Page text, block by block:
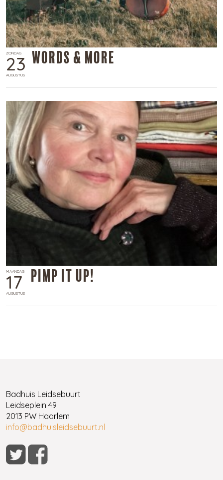
ZONDAG
23
AUGUSTUS
Words & More
MAANDAG
17
AUGUSTUS
Pimp it up!
Badhuis Leidsebuurt
Leidseplein 49
2013 PW Haarlem
info@badhuisleidsebuurt.nl